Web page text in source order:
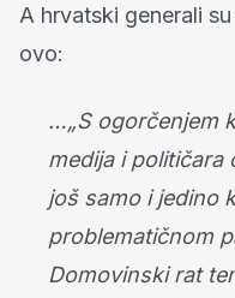
A hrvatski generali
ovo:
…„S ogorčenjem
medija i
još samo i jedino
problematičnom
Domovinski rat